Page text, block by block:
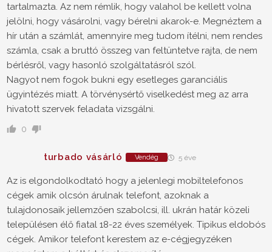
tartalmazta. Az nem rémlik, hogy valahol be kellett volna
jelölni, hogy vásárolni, vagy bérelni akarok-e. Megnéztem a
hír után a számlát, amennyire meg tudom ítélni, nem rendes
számla, csak a bruttó összeg van feltüntetve rajta, de nem
bérlésről, vagy hasonló szolgáltatásról szól.
Nagyot nem fogok bukni egy esetleges garanciális
ügyintézés miatt. A törvénysértő viselkedést meg az arra
hivatott szervek feladata vizsgálni.
0
turbado vásárló Vendég 5 éve
Az is elgondolkodtató hogy a jelenlegi mobiltelefonos
cégek amik olcsón árulnak telefont, azoknak a
tulajdonosaik jellemzően szabolcsi, ill. ukrán határ közeli
településen élő fiatal 18-22 éves személyek. Tipikus eldobós
cégek. Amikor telefont kerestem az e-cégjegyzéken